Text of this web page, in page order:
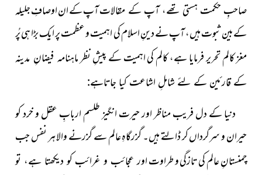
صاحبِ حکمت ہستی تھے، آپ کے مقالاتآپ کے ان اوصافِ جلیلہ
کےبین ثبوت ہیں، آپ نے دینِ اسلام کی اہمیت و عظمت پر ایک بڑا ہی پُر
مغز کالم تحریر فرمایا ہے، کالم کی اہمیت کے پیشِ نظرماہنامہ فیضانِ مدینہ
کے قارئین کے لئے شاملِ اشاعت کیا جاتاہے:
دنیا کے دل فریب مناظر اور حیرت انگیز طلسم اربابِ عقل و خرد کو
حیران و سرگرداں کر ڈالتے ہیں۔ گزرگاہِ عالم سے گزرنے والا ہر نفس جب
چمنستانِ عالم کی تازگی و طراوتاور عجائب و غرائب کو دیکھتا ہے، تو